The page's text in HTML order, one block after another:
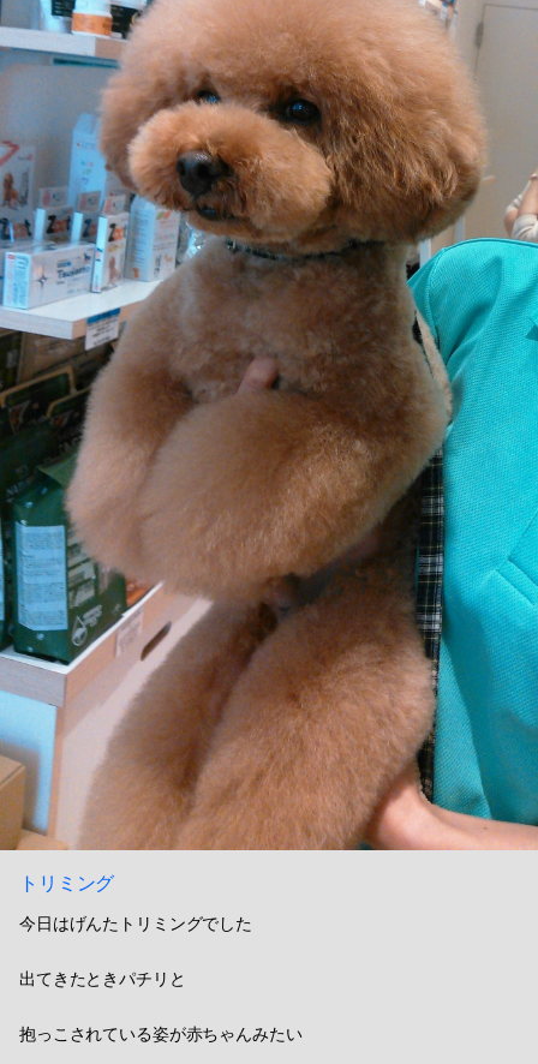
トリミング
今日はげんたトリミングでした
出てきたときパチリと
抱っこされている姿が赤ちゃんみたい